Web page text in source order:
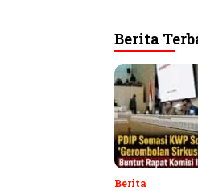
Berita
Berita